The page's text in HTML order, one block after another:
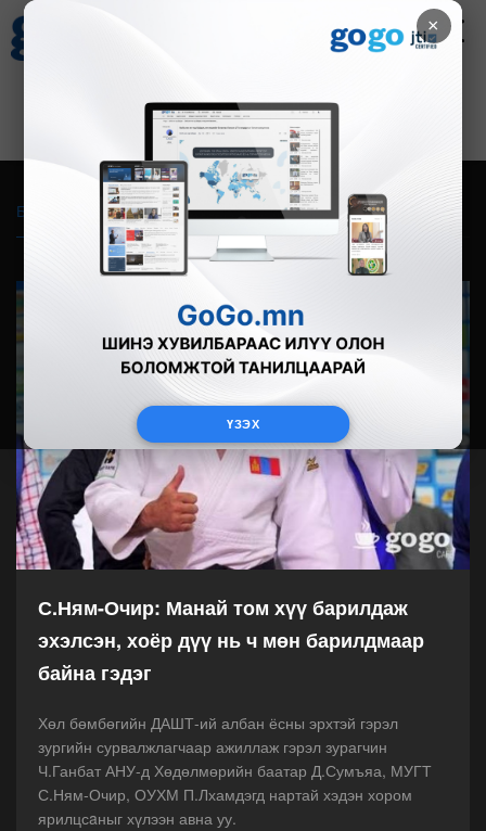
×
ҮЗЭХ
Зурхай
8.07
Бүгд Фото Видео Зурган өгүүлэмж
С.Ням-Очир: Манай том хүү барилдаж
эхэлсэн, хоёр дүү нь ч мөн барилдмаар
байна гэдэг
Хөл бөмбөгийн ДАШТ-ий албан ёсны эрхтэй гэрэл
зургийн сурвалжлагчаар ажиллаж гэрэл зурагчин
Ч.Ганбат АНУ-д Хөдөлмөрийн баатар Д.Сумъяа, МУГТ
С.Ням-Очир, ОУХМ П.Лхамдэгд нартай хэдэн хором
ярилцсaныг хүлээн авна уу.